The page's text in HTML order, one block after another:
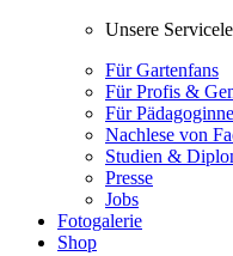
Unsere
Für Gartenfans
Für Profis &
Für
Nachlese von
Studien &
Presse
Jobs
Fotogalerie
Shop